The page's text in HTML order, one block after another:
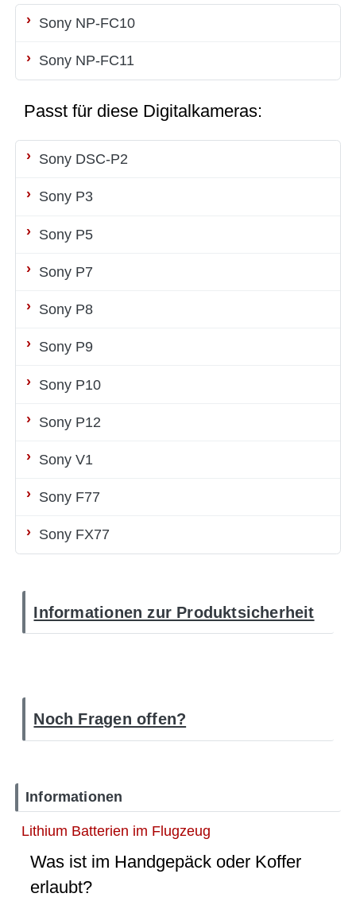
Sony NP-FC10
Sony NP-FC11
Passt für diese Digitalkameras:
Sony DSC-P2
Sony P3
Sony P5
Sony P7
Sony P8
Sony P9
Sony P10
Sony P12
Sony V1
Sony F77
Sony FX77
Informationen zur Produktsicherheit
Noch Fragen offen?
Informationen
Lithium Batterien im Flugzeug
Was ist im Handgepäck oder Koffer
erlaubt?